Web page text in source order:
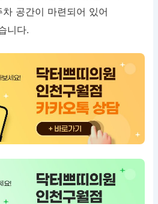
공간이 마련되어 있어
니다.